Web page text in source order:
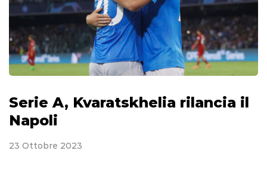
Serie A, Kvaratskhelia rilancia il
Napoli
23 Ottobre 2023